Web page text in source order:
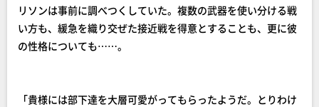
リソンは事前に調べつくしていた。複数の武器を使い分ける戦
い方も、緩急を織り交ぜた接近戦を得意とすることも、更に彼
の性格についても……。
「貴様には部下達を大層可愛がってもらったようだ。とりわけ